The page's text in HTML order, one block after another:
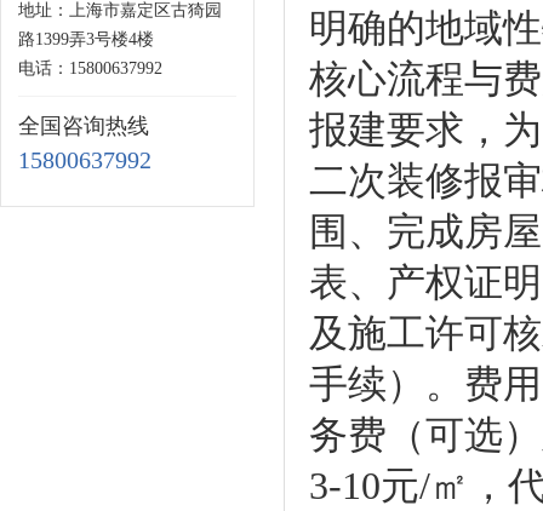
地址：上海市嘉定区古猗园
路1399弄3号楼4楼
电话：15800637992
全国咨询热线
15800637992
明确的地域
核心流程与
报建要求，
二次装修报
围、完成房
表、产权证
及施工许可
手续）。费
务费（可选
3-10元/㎡，